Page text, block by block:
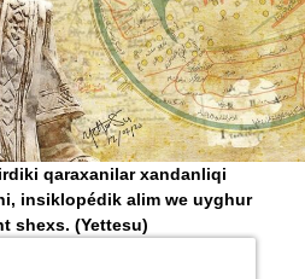
qaraxanilar xandanliqi
insiklopédik alim we uyghur
shexs.(Yettesu)